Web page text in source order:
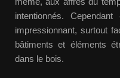
intentionnés.
impressionnant, surtout
bâtiments et éléments
dans le bois.